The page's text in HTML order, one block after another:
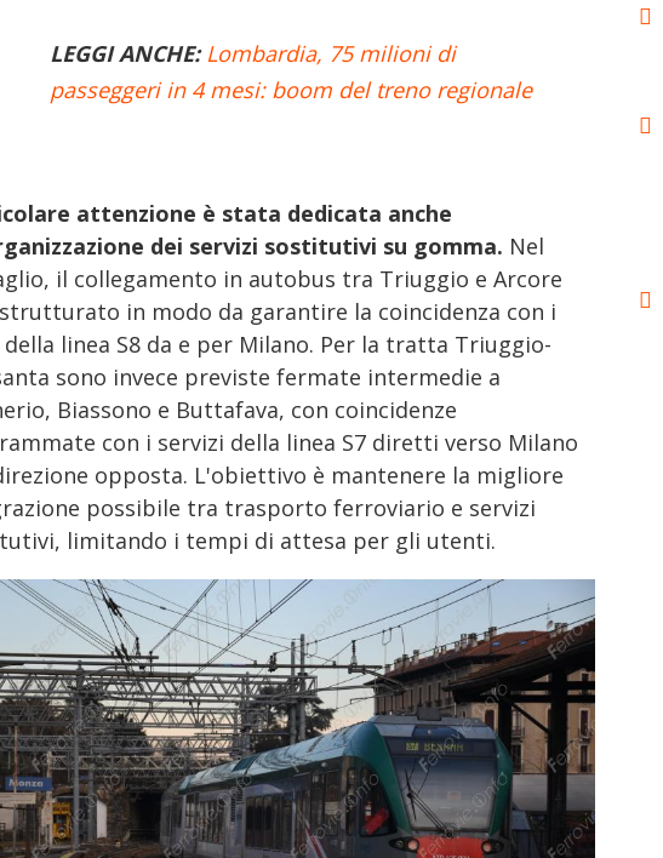
LEGGI ANCHE: Lombardia, 75 milioni di
passeggeri in 4 mesi: boom del treno regionale
attenzione è stata dedicata anche
dei servizi sostitutivi su gomma. Nel
il collegamento in autobus tra Triuggio e Arcore
in modo da garantire la coincidenza con i
linea S8 da e per Milano. Per la tratta Triuggio-
sono invece previste fermate intermedie a
Biassono e Buttafava, con coincidenze
con i servizi della linea S7 diretti verso Milano
opposta. L'obiettivo è mantenere la migliore
possibile tra trasporto ferroviario e servizi
limitando i tempi di attesa per gli utenti.